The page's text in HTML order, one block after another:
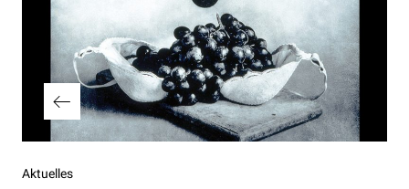
Vorheriger
Aktuelles